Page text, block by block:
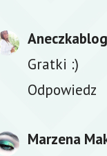
Aneczkablog
Gratki :)
Odpowiedz
Marzena